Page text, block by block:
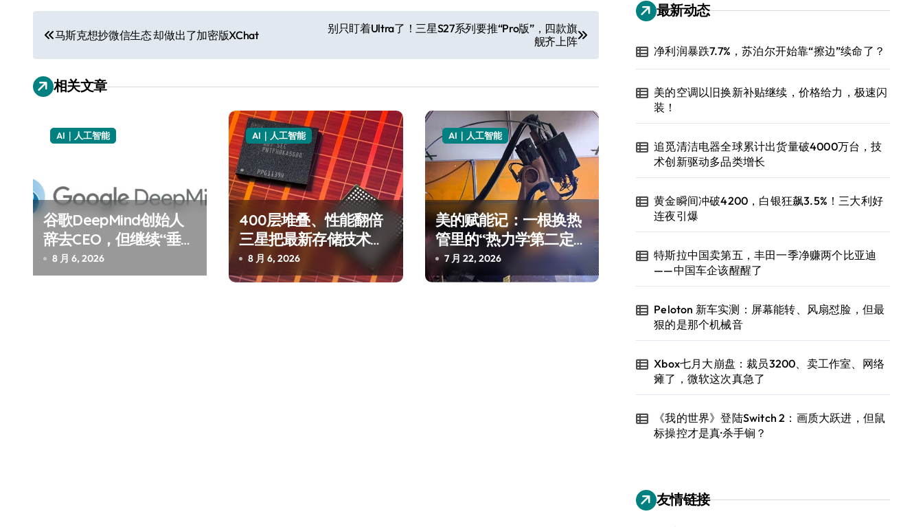
文
章
导
马斯克想抄微信生态 却做出了加密版XChat
别只盯着Ultra了！三星S27系列要推“Pro版”，四款旗
舰齐上阵
相关文章
AI｜人工智能
谷歌DeepMind创始人
辞去CEO，但继续“垂帘
听政”？
8 月 6, 2026
AI｜人工智能
400层堆叠、性能翻倍
三星把最新存储技术给
了AI
8 月 6, 2026
AI｜人工智能
美的赋能记：一根换热
管里的“热力学第二定
律”
7 月 22, 2026
最新动态
净利润暴跌7.7%，苏泊尔开始靠“擦边”续命了？
美的空调以旧换新补贴继续，价格给力，极速闪
装！
追觅清洁电器全球累计出货量破4000万台，技
术创新驱动多品类增长
黄金瞬间冲破4200，白银狂飙3.5%！三大利好
连夜引爆
特斯拉中国卖第五，丰田一季净赚两个比亚迪
——中国车企该醒醒了
Peloton 新车实测：屏幕能转、风扇怼脸，但最
狠的是那个机械音
Xbox七月大崩盘：裁员3200、卖工作室、网络
瘫了，微软这次真急了
《我的世界》登陆Switch 2：画质大跃进，但鼠
标操控才是真·杀手锏？
友情链接